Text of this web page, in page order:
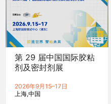
第 29 届中国国际胶粘
剂及密封剂展
2026年9月15–17日
上海 中国